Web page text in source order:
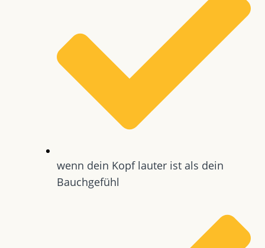
wenn dein Kopf lauter ist als dein
Bauchgefühl